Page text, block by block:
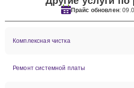
Прайс обновлен:
Комплексная чистка
Ремонт системной платы